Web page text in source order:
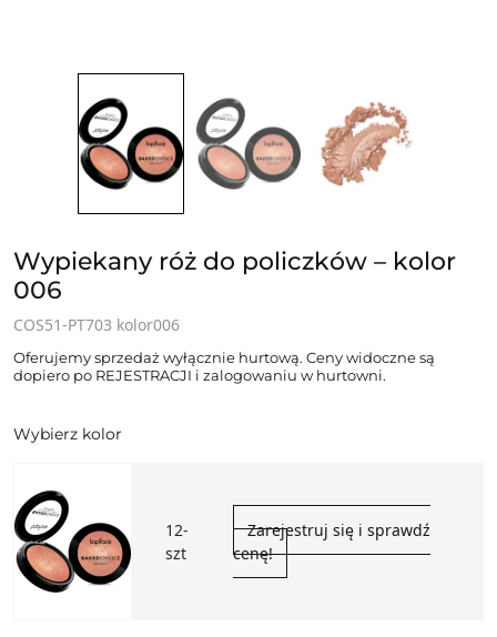
Wypiekany róż do policzków – kolor
006
COS51-PT703 kolor006
Oferujemy sprzedaż wyłącznie hurtową. Ceny widoczne są
dopiero po REJESTRACJI i zalogowaniu w hurtowni.
Wybierz kolor
12-
szt
Zarejestruj się i sprawdź
cenę!